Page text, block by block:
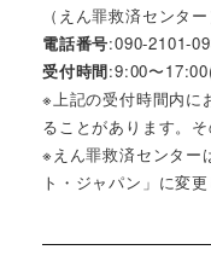
（えん罪救済センター
電話番号:090-2101-
受付時間:9:00〜
※上記の受付時間内に
ることがあります。
※えん罪救済センター
ト・ジャパン」に変更